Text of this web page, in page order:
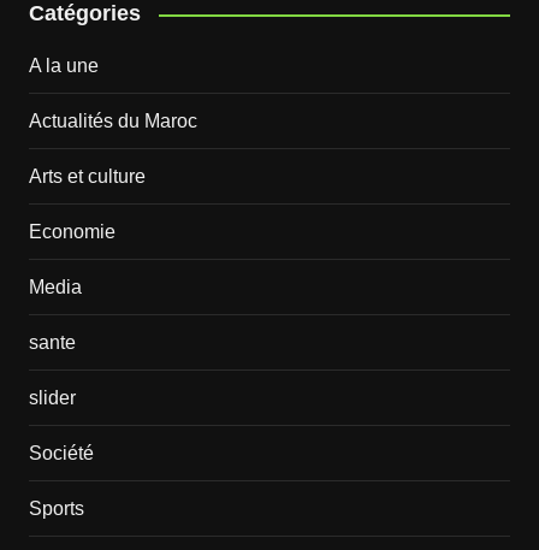
Catégories
A la une
Actualités du Maroc
Arts et culture
Economie
Media
sante
slider
Société
Sports